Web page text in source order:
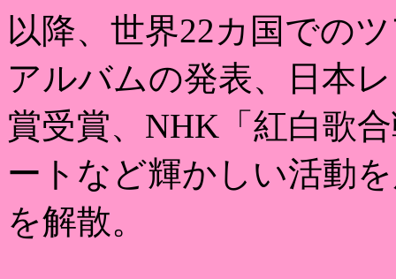
以降、世界22カ国での
アルバムの発表、日本
賞受賞、NHK「紅白歌
ートなど輝かしい活動
を解散。